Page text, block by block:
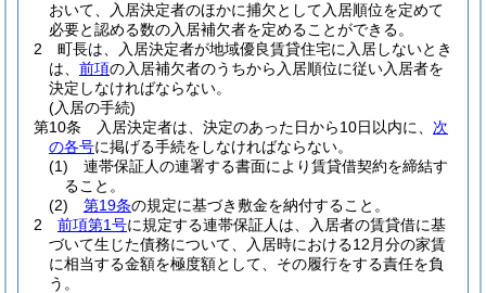
おいて、入居決定者のほかに捕欠として入居順位を定めて
必要と認める数の入居補欠者を定めることができる。
2
町長は、入居決定者が地域優良賃貸住宅に入居しないとき
は、 前項の入居補欠者のうちから入居順位に従い入居者を
決定しなければならない。
(入居の手続)
第10条
入居決定者は、決定のあった日から10日以内に、 次
の各号に掲げる手続をしなければならない。
(1)
連帯保証人の連署する書面により賃貸借契約を締結す
ること。
(2)
第19条の規定に基づき敷金を納付すること。
2
前項第1号に規定する連帯保証人は、入居者の賃貸借に基
づいて生じた債務について、入居時における12月分の家賃
に相当する金額を極度額として、その履行をする責任を負
う。